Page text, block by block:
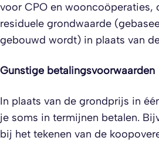
voor CPO en wooncoöperaties,
residuele grondwaarde
gebouwd wordt) in plaats van
Gunstige betalingsvoorwaarden
In plaats van de grondprijs in
je soms in termijnen betalen.
bij het tekenen van de